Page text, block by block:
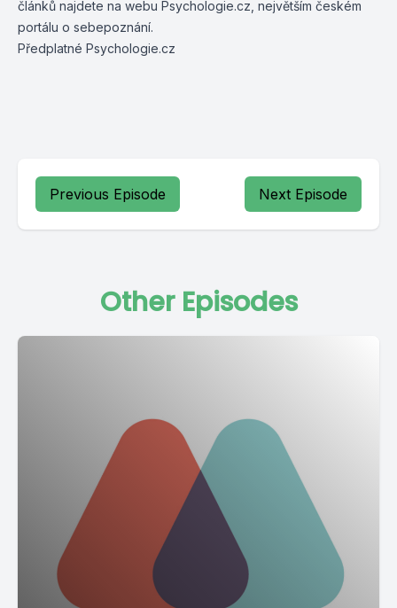
článků najdete na webu Psychologie.cz , největším českém
portálu o sebepoznání.
Předplatné Psychologie.cz
Previous Episode Next Episode
Other Episodes